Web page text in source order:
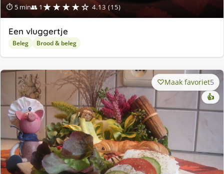
⏱ 5 min👥 1 ★★★★☆ 4.13 (15)
Een vluggertje
Beleg Brood & beleg
Maak favoriet5
👍